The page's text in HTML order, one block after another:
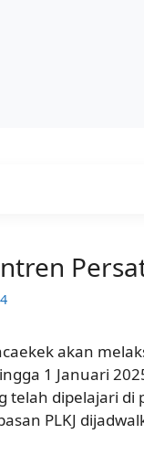
akan
1 Januari
telah dipelajari
PLKJ